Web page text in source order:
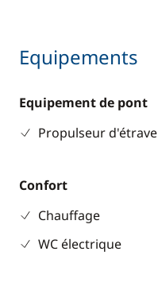
Equipements
Equipement de pont
Propulseur d'étrave
Confort
Chauffage
WC électrique